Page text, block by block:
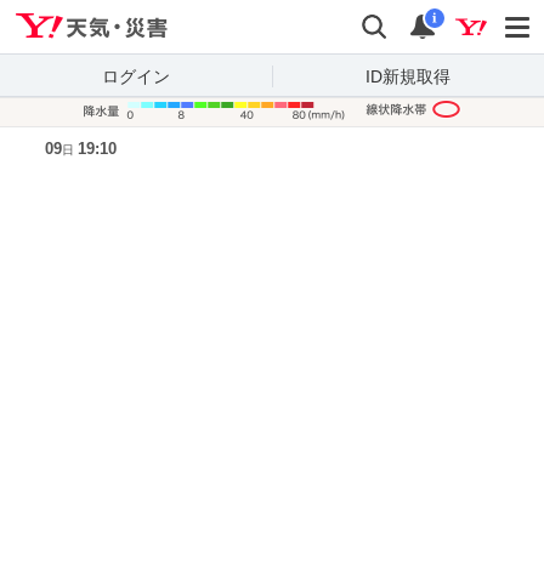
検索 通知
i
ログイン ID新規取得
09日 19:10